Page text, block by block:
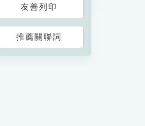
友善列印
推薦關聯詞